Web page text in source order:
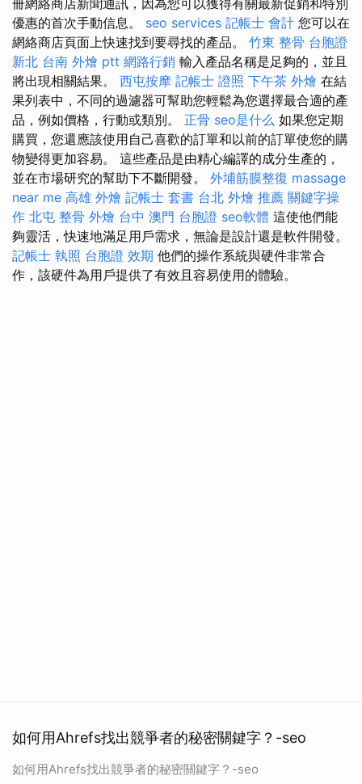
冊網絡商店新聞通訊，因為您可以獲得有關最新促銷和特別
優惠的首次手動信息。 seo services 記帳士 會計 您可以在
網絡商店頁面上快速找到要尋找的產品。 竹東 整骨 台胞證
新北 台南 外燴 ptt 網路行銷 輸入產品名稱是足夠的，並且
將出現相關結果。 西屯按摩 記帳士 證照 下午茶 外燴 在結
果列表中，不同的過濾器可幫助您輕鬆為您選擇最合適的產
品，例如價格，行動或類別。 正骨 seo是什么 如果您定期
購買，您還應該使用自己喜歡的訂單和以前的訂單使您的購
物變得更加容易。 這些產品是由精心編譯的成分生產的，
並在市場研究的幫助下不斷開發。 外埔筋膜整復 massage
near me 高雄 外燴 記帳士 套書 台北 外燴 推薦 關鍵字操
作 北屯 整骨 外燴 台中 澳門 台胞證 seo軟體 這使他們能
夠靈活，快速地滿足用戶需求，無論是設計還是軟件開發。
記帳士 執照 台胞證 效期 他們的操作系統與硬件非常合
作，該硬件為用戶提供了有效且容易使用的體驗。
如何用Ahrefs找出競爭者的秘密關鍵字？-seo
如何用Ahrefs找出競爭者的秘密關鍵字？-seo